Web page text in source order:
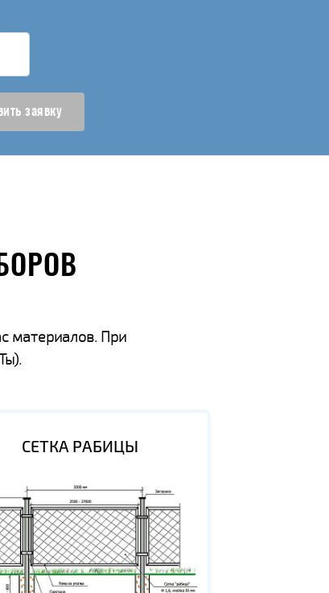
заявку
материалов. При
СЕТКА РАБИЦЫ